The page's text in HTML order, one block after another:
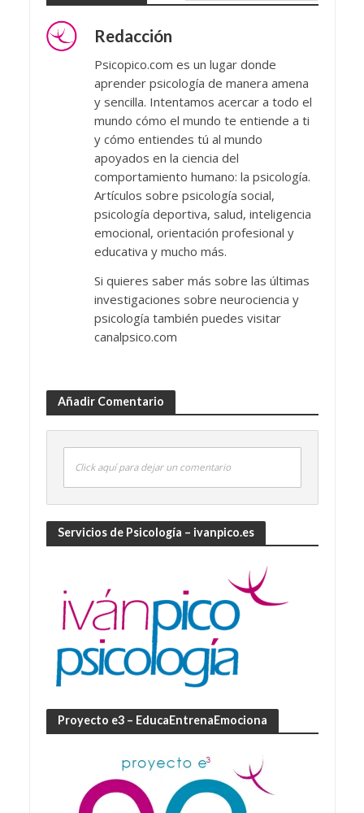
Redacción
Psicopico.com es un lugar donde
aprender psicología de manera amena
y sencilla. Intentamos acercar a todo el
mundo cómo el mundo te entiende a ti
y cómo entiendes tú al mundo
apoyados en la ciencia del
comportamiento humano: la psicología.
Artículos sobre psicología social,
psicología deportiva, salud, inteligencia
emocional, orientación profesional y
educativa y mucho más.
Si quieres saber más sobre las últimas
investigaciones sobre neurociencia y
psicología también puedes visitar
canalpsico.com
Añadir Comentario
Click aquí para dejar un comentario
Servicios de Psicología – ivanpico.es
Proyecto e3 – EducaEntrenaEmociona